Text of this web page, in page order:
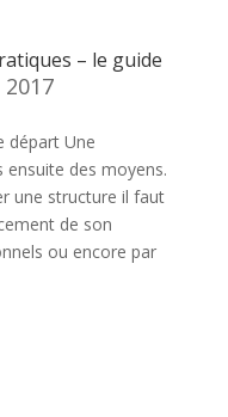
– le guide
2017
départ Une
ensuite des moyens.
une structure il faut
de son
ou encore par